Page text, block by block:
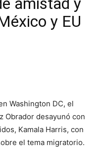
y EU
Washington DC, el
Obrador desayunó con
Kamala Harris, con
el tema migratorio.